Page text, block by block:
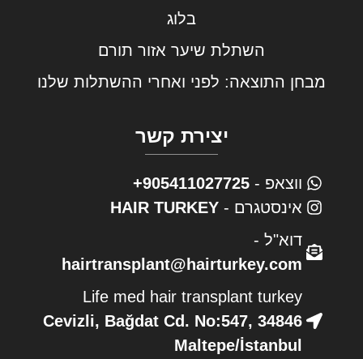
בלוג
השתלת שיער אזור תורם
מבחן התוצאה: לפני ואחרי ההשתלות שלנו
יצירת קשר
ווצאפ - 905411027725+
אינסטגרם - HAIR TURKEY
דוא"ל -
hairtransplant@hairturkey.com
Life med hair transplant turkey
Cevizli, Bağdat Cd. No:547, 34846
Maltepe/İstanbul